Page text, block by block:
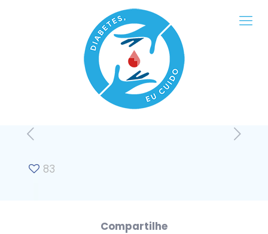
83
Compartilhe